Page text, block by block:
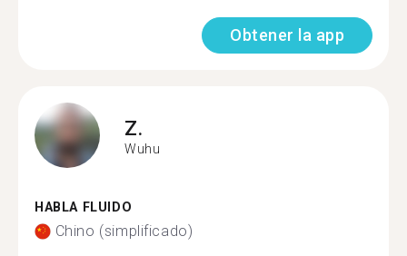
Obtener la app
Z.
Wuhu
HABLA FLUIDO
Chino (simplificado)